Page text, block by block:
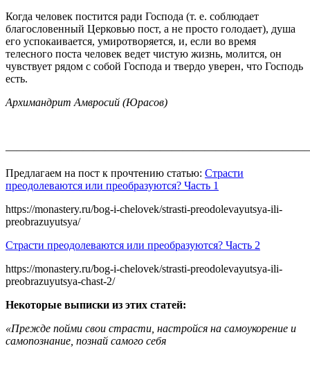
Когда человек постится ради Господа (т. е. соблюдает
благословенный Церковью пост, а не просто голодает), душа
его успокаивается, умиротворяется, и, если во время
телесного поста человек ведет чистую жизнь, молится, он
чувствует рядом с собой Господа и твердо уверен, что Господь
есть.
Архимандрит Амвросий (Юрасов)
Предлагаем на пост к прочтению статью: Страсти
преодолеваются или преобразуются? Часть 1
https://monastery.ru/bog-i-chelovek/strasti-preodolevayutsya-ili-
preobrazuyutsya/
Страсти преодолеваются или преобразуются? Часть 2
https://monastery.ru/bog-i-chelovek/strasti-preodolevayutsya-ili-
preobrazuyutsya-chast-2/
Некоторые выписки из этих статей:
«Прежде пойми свои страсти, настройся на самоукорение и
самопознание, познай самого себя